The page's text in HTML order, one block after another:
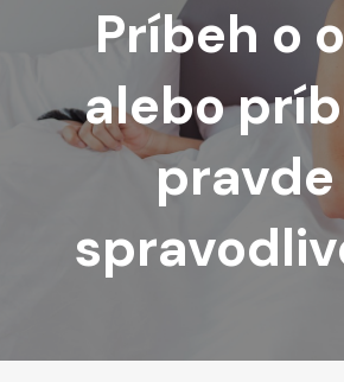
Príbeh o
alebo
pravde